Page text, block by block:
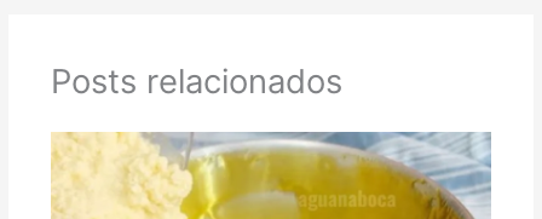
Posts relacionados